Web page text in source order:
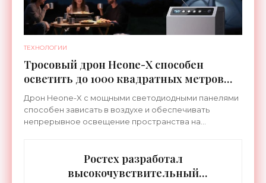
ТЕХНОЛОГИИ
Тросовый дрон Heone-X способен
осветить до 1000 квадратных метров
земли - «Беспилотники»
Дрон Heone-X с мощными светодиодными панелями
способен зависать в воздухе и обеспечивать
непрерывное освещение пространства на
Ростех разработал
высокочувствительный